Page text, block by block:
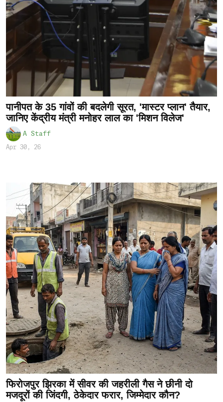
पानीपत के 35 गांवों की बदलेगी सूरत, 'मास्टर प्लान' तैयार,
जानिए केंद्रीय मंत्री मनोहर लाल का 'मिशन विलेज'
A Staff
Apr 30, 26
फिरोजपुर झिरका में सीवर की जहरीली गैस ने छीनी दो
मजदूरों की जिंदगी, ठेकेदार फरार, जिम्मेदार कौन?